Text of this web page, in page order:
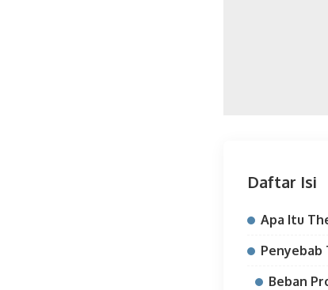
Daftar Isi
Apa Itu
Beban